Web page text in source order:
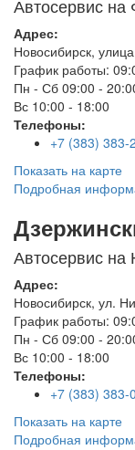
Автосервис на
Адрес:
Новосибирск,
График работы:
Пн - Сб 09:00 -
Вс 10:00 - 18:00
Телефоны:
+7 (383) 383-
Показать на карте
Подробная
Автосервис на
Адрес:
Новосибирск, ул.
График работы:
Пн - Сб 09:00 -
Вс 10:00 - 18:00
Телефоны:
+7 (383) 383-
Показать на карте
Подробная